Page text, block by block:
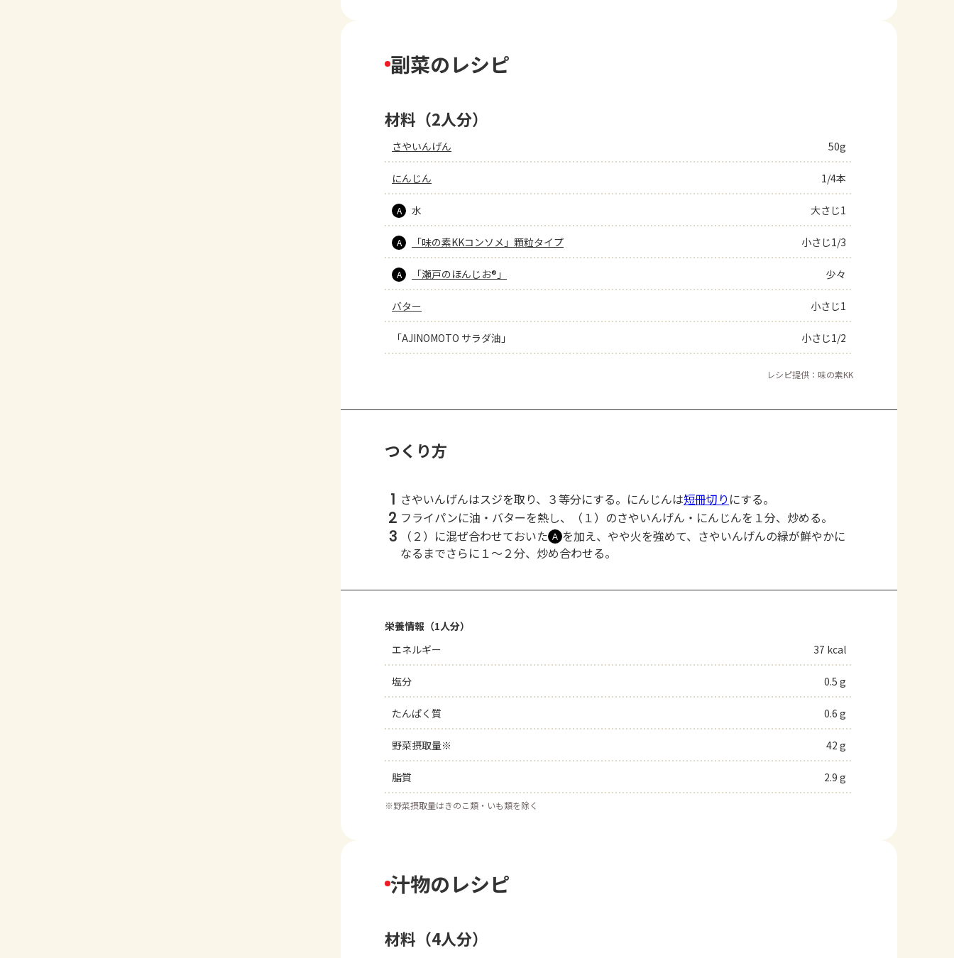
副菜のレシピ
材料（2人分）
さやいんげん 50g
にんじん 1/4本
A 水 大さじ1
A 「味の素KKコンソメ」顆粒タイプ 小さじ1/3
A 「瀬戸のほんじお®」 少々
バター 小さじ1
「AJINOMOTO サラダ油」 小さじ1/2
レシピ提供：味の素KK
つくり方
1 さやいんげんはスジを取り、３等分にする。にんじんは短冊切り にする。
2 フライパンに油・バターを熱し、（１）のさやいんげん・にんじんを１分、炒める。
3 （２）に混ぜ合わせておいた Ａ を加え、やや火を強めて、さやいんげんの緑が鮮やかに
なるまでさらに１～２分、炒め合わせる。
栄養情報（1人分）
エネルギー
37 kcal
塩分 0.5 g
たんぱく質 0.6 g
野菜摂取量※ 42 g
脂質 2.9 g
※野菜摂取量はきのこ類・いも類を除く
汁物のレシピ
材料（4人分）